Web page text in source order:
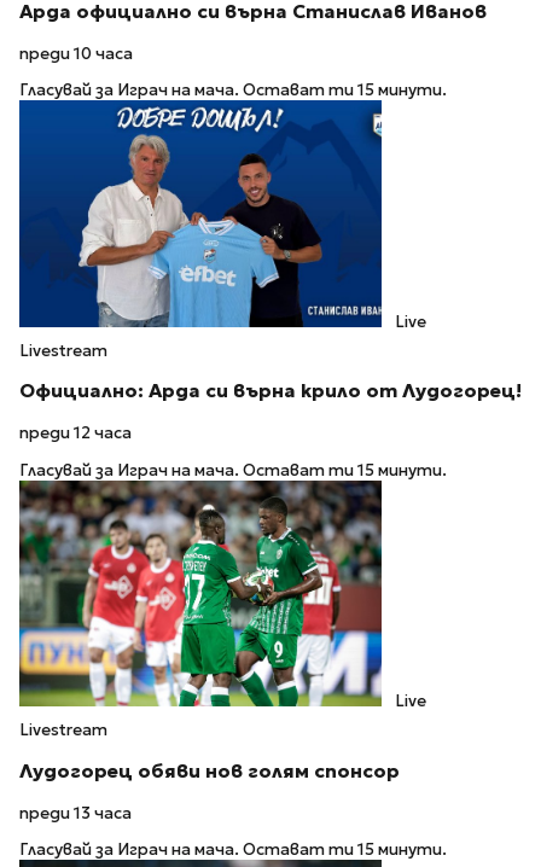
Арда официално си върна Станислав Иванов
преди 10 часа
Гласувай за Играч на мача. Остават ти 15 минути.
Live
Livestream
Официално: Арда си върна крило от Лудогорец!
преди 12 часа
Гласувай за Играч на мача. Остават ти 15 минути.
Live
Livestream
Лудогорец обяви нов голям спонсор
преди 13 часа
Гласувай за Играч на мача. Остават ти 15 минути.